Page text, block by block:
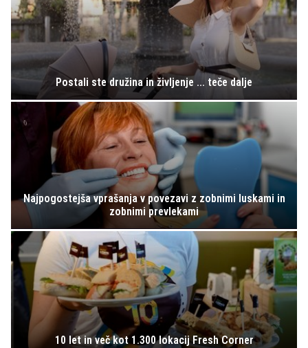
Postali ste družina in življenje ... teče dalje
Najpogostejša vprašanja v povezavi z zobnimi luskami in
zobnimi prevlekami
10 let in več kot 1.300 lokacij Fresh Corner